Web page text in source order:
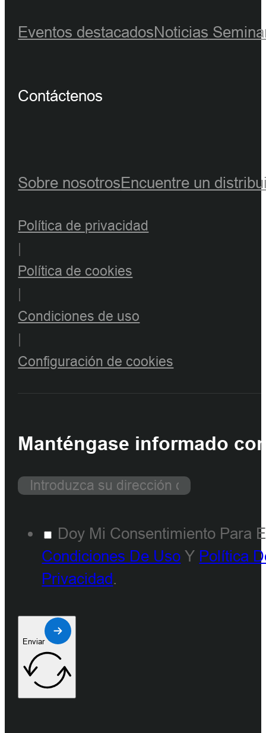
Eventos destacadosNoticias
Contáctenos
Sobre nosotrosEncuentre un
Política de privacidad
|
Política de cookies
|
Condiciones de uso
|
Configuración de cookies
Manténgase informado
Doy Mi Consentimiento Para
Condiciones De Uso Y Política
Privacidad.
Enviar